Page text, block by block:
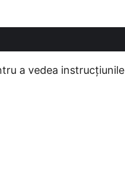
a vedea instrucțiunile